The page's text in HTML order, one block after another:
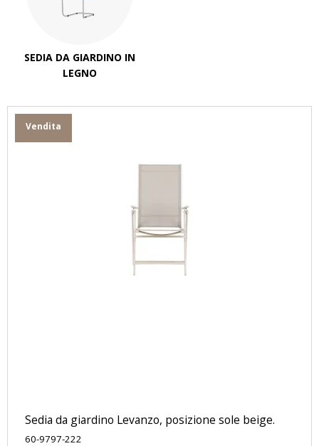
SEDIA DA GIARDINO IN
LEGNO
Vendita
Sedia da giardino Levanzo, posizione sole beige.
60-9797-222